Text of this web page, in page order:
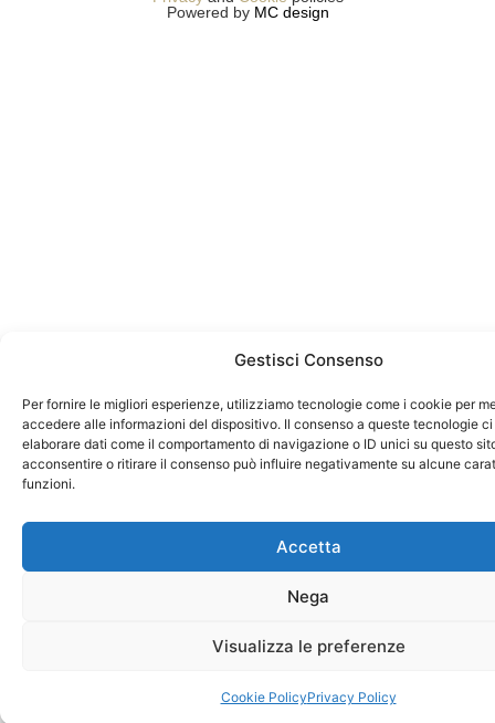
Gestisci Consenso
Per fornire le migliori esperienze, utilizziamo tecnologie come i cookie per
accedere alle informazioni del dispositivo. Il consenso a queste tecnologie
elaborare dati come il comportamento di navigazione o ID unici su questo
acconsentire o ritirare il consenso può influire negativamente su alcune
funzioni.
Accetta
Nega
Visualizza le preferenze
Cookie PolicyPrivacy Policy
Powered by MC design